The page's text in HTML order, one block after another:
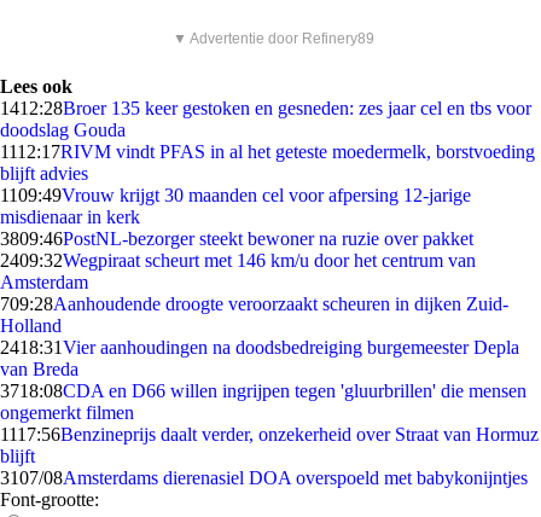
▼ Advertentie door Refinery89
Lees ook
1412:28Broer 135 keer gestoken en gesneden: zes jaar cel en tbs voor
doodslag Gouda
1112:17RIVM vindt PFAS in al het geteste moedermelk, borstvoeding
blijft advies
1109:49Vrouw krijgt 30 maanden cel voor afpersing 12-jarige
misdienaar in kerk
3809:46PostNL-bezorger steekt bewoner na ruzie over pakket
2409:32Wegpiraat scheurt met 146 km/u door het centrum van
Amsterdam
709:28Aanhoudende droogte veroorzaakt scheuren in dijken Zuid-
Holland
2418:31Vier aanhoudingen na doodsbedreiging burgemeester Depla
van Breda
3718:08CDA en D66 willen ingrijpen tegen 'gluurbrillen' die mensen
ongemerkt filmen
1117:56Benzineprijs daalt verder, onzekerheid over Straat van Hormuz
blijft
3107/08Amsterdams dierenasiel DOA overspoeld met babykonijntjes
Font-grootte: